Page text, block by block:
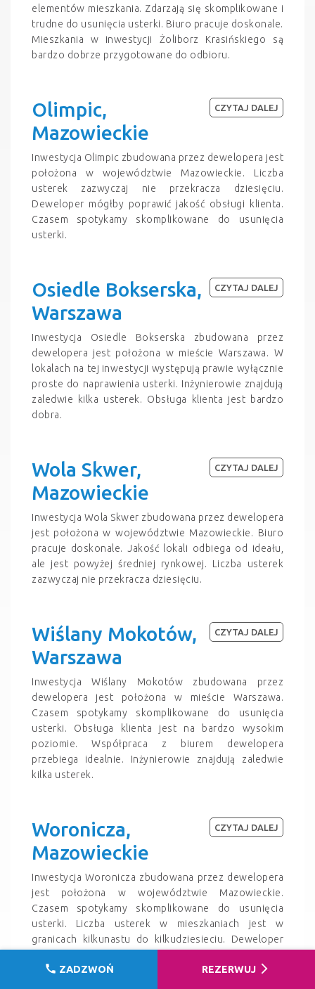
elementów mieszkania. Zdarzają się skomplikowane i
trudne do usunięcia usterki. Biuro pracuje doskonale.
Mieszkania w inwestycji Żoliborz Krasińskiego są
bardzo dobrze przygotowane do odbioru.
Olimpic,
Mazowieckie
Inwestycja Olimpic zbudowana przez dewelopera jest
położona w województwie Mazowieckie. Liczba
usterek zazwyczaj nie przekracza dziesięciu.
Deweloper mógłby poprawić jakość obsługi klienta.
Czasem spotykamy skomplikowane do usunięcia
usterki.
CZYTAJ DALEJ
Osiedle Bokserska,
Warszawa
Inwestycja Osiedle Bokserska zbudowana przez
dewelopera jest położona w mieście Warszawa. W
lokalach na tej inwestycji występują prawie wyłącznie
proste do naprawienia usterki. Inżynierowie znajdują
zaledwie kilka usterek. Obsługa klienta jest bardzo
dobra.
CZYTAJ DALEJ
Wola Skwer,
Mazowieckie
Inwestycja Wola Skwer zbudowana przez dewelopera
jest położona w województwie Mazowieckie. Biuro
pracuje doskonale. Jakość lokali odbiega od ideału,
ale jest powyżej średniej rynkowej. Liczba usterek
zazwyczaj nie przekracza dziesięciu.
CZYTAJ DALEJ
Wiślany Mokotów,
Warszawa
Inwestycja Wiślany Mokotów zbudowana przez
dewelopera jest położona w mieście Warszawa.
Czasem spotykamy skomplikowane do usunięcia
usterki. Obsługa klienta jest na bardzo wysokim
poziomie. Współpraca z biurem dewelopera
przebiega idealnie. Inżynierowie znajdują zaledwie
kilka usterek.
CZYTAJ DALEJ
Woronicza,
Mazowieckie
Inwestycja Woronicza zbudowana przez dewelopera
jest położona w województwie Mazowieckie.
Czasem spotykamy skomplikowane do usunięcia
usterki. Liczba usterek w mieszkaniach jest w
granicach kilkunastu do kilkudziesieciu. Deweloper
poprawić obsługę.
CZYTAJ DALEJ
call ZADZWOŃ REZERWUJ arrow_forward_ios